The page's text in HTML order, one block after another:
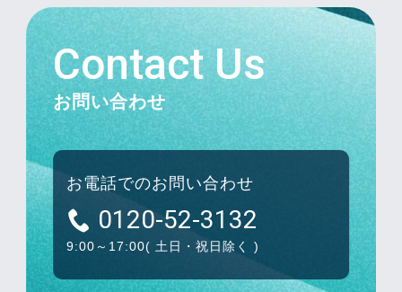
Contact Us
お問い合わせ
お電話でのお問い合わせ
0120-52-3132
9:00～17:00( 土日・祝日除く )